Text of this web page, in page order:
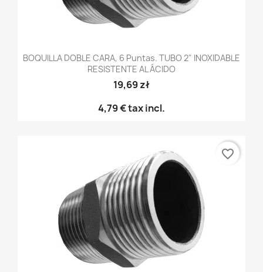
BOQUILLA DOBLE CARA, 6 Puntas. TUBO 2" INOXIDABLE
RESISTENTE AL ÁCIDO
19,69 zł
4,79 €tax incl.
favorite_border